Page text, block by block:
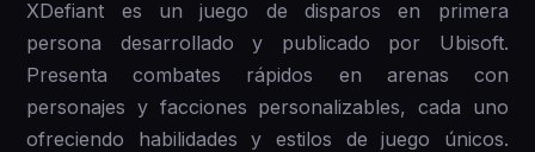
XDefiant es un juego de disparos en primera
persona desarrollado y publicado por Ubisoft.
Presenta combates rápidos en arenas con
personajes y facciones personalizables, cada uno
ofreciendo habilidades y estilos de juego únicos.